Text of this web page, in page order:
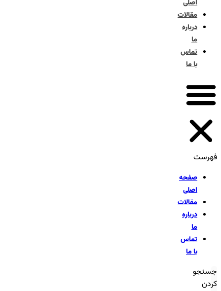
اصلی
مقالات
درباره
ما
تماس
با ما
فهرست
صفحه
اصلی
مقالات
درباره
ما
تماس
با ما
جستجو
کردن